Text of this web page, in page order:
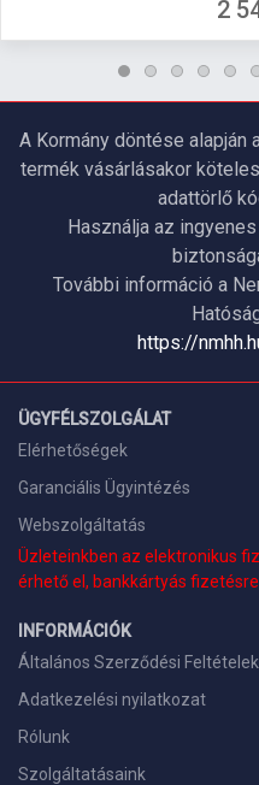
2
A Kormány döntése
termék vásárlásakor
adattörlő
Használja az
További információ a
https://
ÜGYFÉLSZOLGÁLAT
Elérhetőségek
Garanciális Ügyintézés
Webszolgáltatás
Üzleteinkben az elektronikus
érhető el, bankkártyás
INFORMÁCIÓK
Általános Szerződési Feltételek
Adatkezelési nyilatkozat
Rólunk
Szolgáltatásaink